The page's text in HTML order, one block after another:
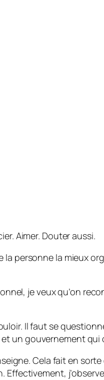
Aimer. Douter aussi.
la mieux
je veux qu’on
Il faut se
un gouvernement
Cela fait en
Effectivement,